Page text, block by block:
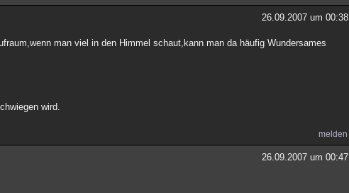
26.09.2007 um 00:38
man viel in den Himmel schaut,kann man da häufig Wundersames
wird.
melden
26.09.2007 um 00:47